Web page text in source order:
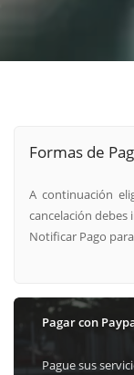
Formas de
A continuación
cancelación debes
Notificar Pago
Pagar con
Pague sus